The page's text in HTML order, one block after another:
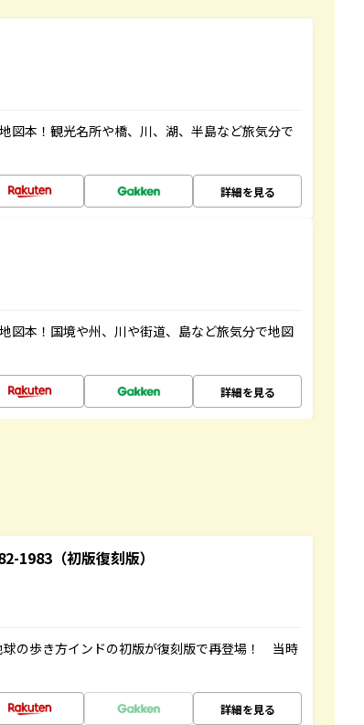
図本！観光名所や橋、川、湖、半島など旅気分で
詳細を見る
図本！国境や州、川や街道、島など旅気分で地図
詳細を見る
1983（初版復刻版）
の歩き方インドの初版が復刻版で再登場！ 当時
詳細を見る